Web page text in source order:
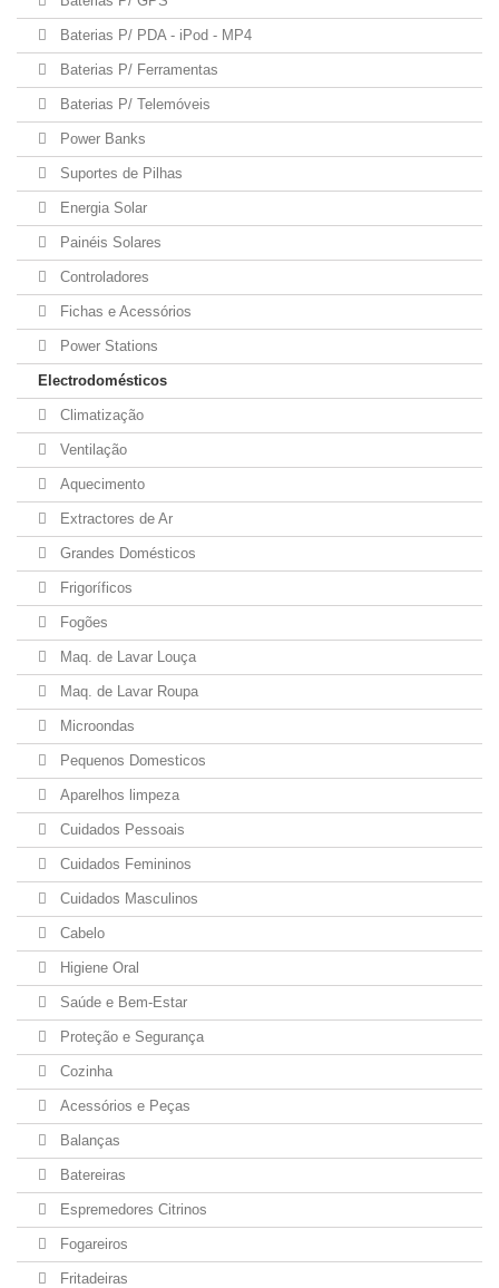
Baterias P/ PDA - iPod - MP4
Baterias P/ Ferramentas
Baterias P/ Telemóveis
Power Banks
Suportes de Pilhas
Energia Solar
Painéis Solares
Controladores
Fichas e Acessórios
Power Stations
Electrodomésticos
Climatização
Ventilação
Aquecimento
Extractores de Ar
Grandes Domésticos
Frigoríficos
Fogões
Maq. de Lavar Louça
Maq. de Lavar Roupa
Microondas
Pequenos Domesticos
Aparelhos limpeza
Cuidados Pessoais
Cuidados Femininos
Cuidados Masculinos
Cabelo
Higiene Oral
Saúde e Bem-Estar
Proteção e Segurança
Cozinha
Acessórios e Peças
Balanças
Batereiras
Espremedores Citrinos
Fogareiros
Fritadeiras